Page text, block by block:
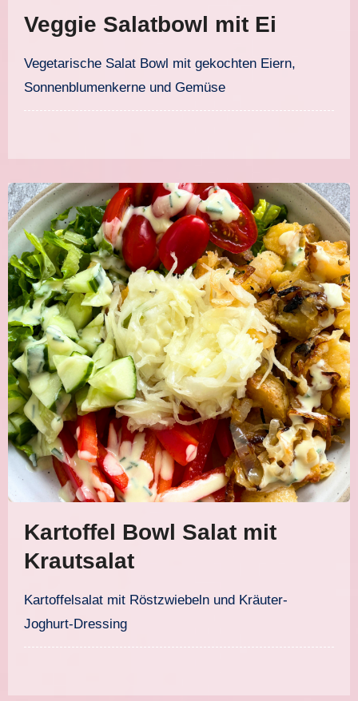
Veggie Salatbowl mit Ei
Vegetarische Salat Bowl mit gekochten Eiern,
Sonnenblumenkerne und Gemüse
Kartoffel Bowl Salat mit
Krautsalat
Kartoffelsalat mit Röstzwiebeln und Kräuter-
Joghurt-Dressing